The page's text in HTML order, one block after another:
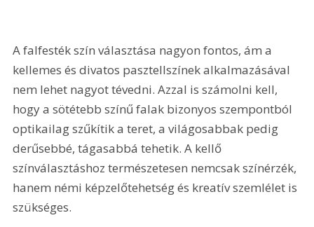
A falfesték szín választása nagyon fontos, ám a
kellemes és divatos pasztellszínek alkalmazásával
nem lehet nagyot tévedni. Azzal is számolni kell,
hogy a sötétebb színű falak bizonyos szempontból
optikailag szűkítik a teret, a világosabbak pedig
derűsebbé, tágasabbá tehetik. A kellő
színválasztáshoz természetesen nemcsak színérzék,
hanem némi képzelőtehetség és kreatív szemlélet is
szükséges.